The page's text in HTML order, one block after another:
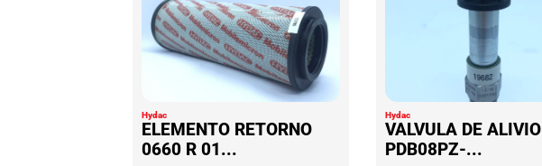
Hydac
ELEMENTO RETORNO
0660 R 01...
Hydac
VALVULA DE ALIVIO
PDB08PZ-...